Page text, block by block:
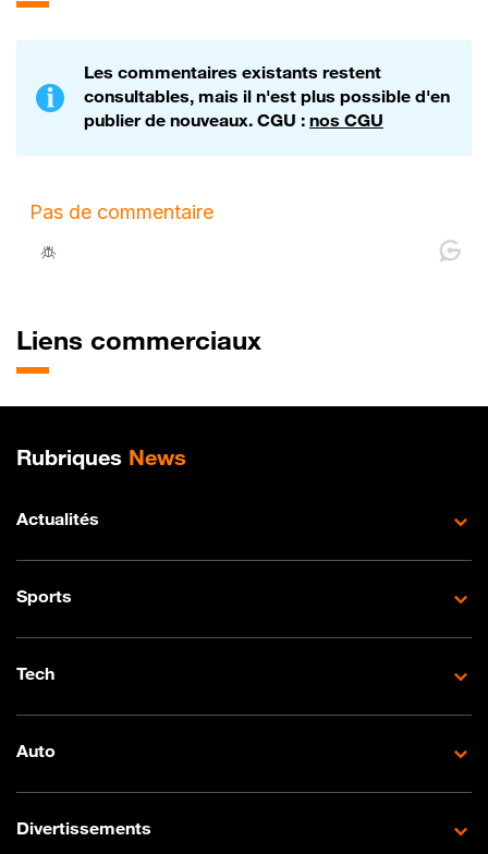
Les commentaires existants restent
consultables, mais il n'est plus possible d'en
publier de nouveaux. CGU : nos CGU
Liens commerciaux
Plan de site
Rubriques News
Actualités
Sports
Tech
Auto
Divertissements